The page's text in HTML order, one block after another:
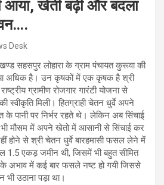
आया, खेती बढ़ी और बदला
Desk
सहसपुर लोहारा के ग्राम पंचायत कुरूवा की
अधिक है। उन कृषकों में एक कृषक है श्री
ग्रामीण रोजगार गारंटी योजना से
स्वीकृति मिली। हितग्राही चेतन धुर्वे अपने
के पानी पर निर्भर रहते थे। लेकिन अब सिंचाई
भी मौसम में अपने खेतो में आसानी से सिंचाई कर
होने से श्री चेतन धुर्वे बारहमासी फसल लेने में
एकड़ जमीन थी, जिसमें भी बहुत सीमित
के अभाव में कई बार फसले नष्ट हो गयी जिससे
भी उठाना पड़ा था।